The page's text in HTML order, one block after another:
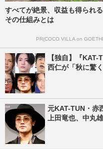
すべてが絶景、収益も得られる
その仕組みとは
PR(COCO VILLA on
【独自】『
西仁が「秋に驚
元KAT-TUN・赤
上田竜也、中丸